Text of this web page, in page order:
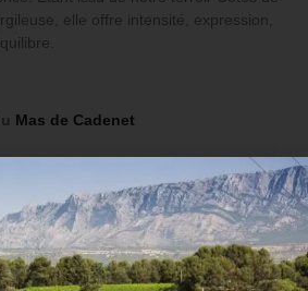
elle offre intensité, expression,
Mas de Cadenet